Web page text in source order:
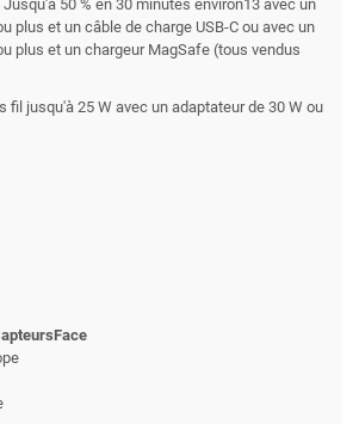
Jusqu'à 50 % en 30 minutes environ13 avec un
plus et un câble de charge USB-C ou avec un
plus et un chargeur MagSafe (tous vendus
fil jusqu'à 25 W avec un adaptateur de 30 W ou